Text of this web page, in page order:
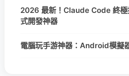
2026 最新！Claude Code 終極
式開發神器
電腦玩手游神器：Android模擬